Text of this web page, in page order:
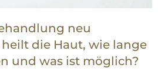
neu
die Haut, wie lange
und was ist möglich?